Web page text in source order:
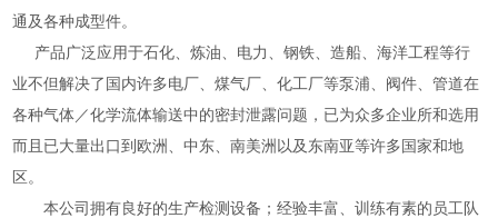
通及各种成型件。
产品广泛应用于石化、炼油、电力、钢铁、造船、海洋工程等行
业不但解决了国内许多电厂、煤气厂、化工厂等泵浦、阀件、管道在
各种气体／化学流体输送中的密封泄露问题，已为众多企业所和选用
而且已大量出口到欧洲、中东、南美洲以及东南亚等许多国家和地
区。
本公司拥有良好的生产检测设备；经验丰富、训练有素的员工队